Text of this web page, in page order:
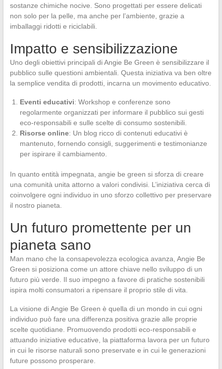
sostanze chimiche nocive. Sono progettati per essere delicati
non solo per la pelle, ma anche per l’ambiente, grazie a
imballaggi ridotti e riciclabili.
Impatto e sensibilizzazione
Uno degli obiettivi principali di Angie Be Green è sensibilizzare il
pubblico sulle questioni ambientali. Questa iniziativa va ben oltre
la semplice vendita di prodotti, incarna un movimento educativo.
Eventi educativi: Workshop e conferenze sono
regolarmente organizzati per informare il pubblico sui gesti
eco-responsabili e sulle scelte di consumo sostenibili.
Risorse online: Un blog ricco di contenuti educativi è
mantenuto, fornendo consigli, suggerimenti e testimonianze
per ispirare il cambiamento.
In quanto entità impegnata, angie be green si sforza di creare
una comunità unita attorno a valori condivisi. L’iniziativa cerca di
coinvolgere ogni individuo in uno sforzo collettivo per preservare
il nostro pianeta.
Un futuro promettente per un
pianeta sano
Man mano che la consapevolezza ecologica avanza, Angie Be
Green si posiziona come un attore chiave nello sviluppo di un
futuro più verde. Il suo impegno a favore di pratiche sostenibili
ispira molti consumatori a ripensare il proprio stile di vita.
La visione di Angie Be Green è quella di un mondo in cui ogni
individuo può fare una differenza positiva grazie alle proprie
scelte quotidiane. Promuovendo prodotti eco-responsabili e
attuando iniziative educative, la piattaforma lavora per un futuro
in cui le risorse naturali sono preservate e in cui le generazioni
future possono prosperare.